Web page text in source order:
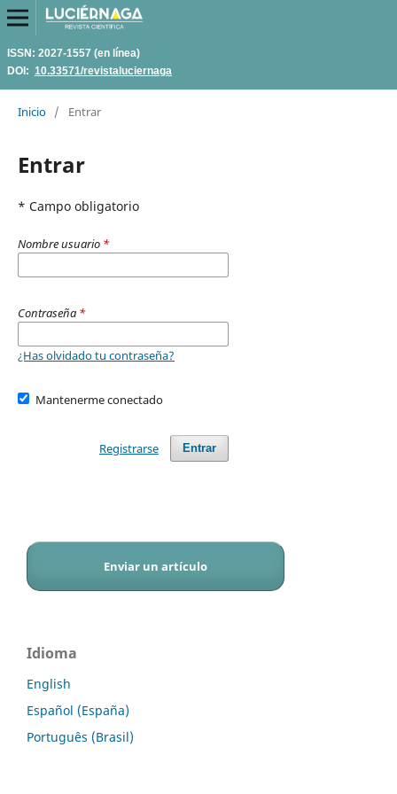
ISSN: 2027-1557 (en línea)
DOI: 10.33571/revistaluciernaga
Inicio / Entrar
Entrar
* Campo obligatorio
Nombre usuario *
Contraseña *
¿Has olvidado tu contraseña?
Mantenerme conectado
Entrar
Registrarse
Enviar un artículo
Idioma
English
Español (España)
Português (Brasil)